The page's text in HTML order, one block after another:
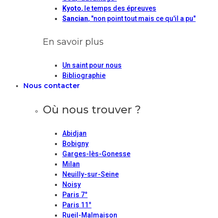
Kyoto, le temps des épreuves
Sancian, "non point tout mais ce qu'il a pu"
En savoir plus
Un saint pour nous
Bibliographie
Nous contacter
Où nous trouver ?
Abidjan
Bobigny
Garges-lès-Gonesse
Milan
Neuilly-sur-Seine
Noisy
Paris 7°
Paris 11°
Rueil-Malmaison